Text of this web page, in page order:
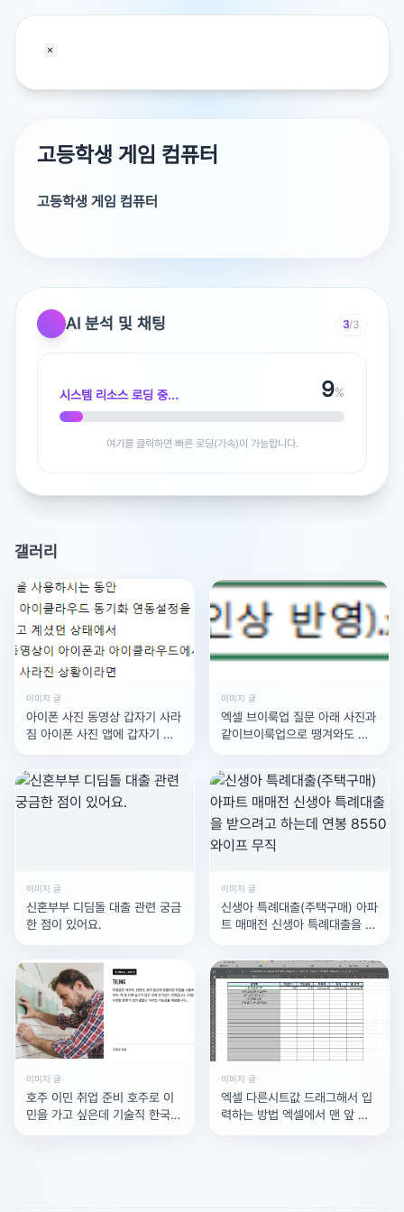
고등학생 게임 컴퓨터
고등학생 게임 컴퓨터
광고 [X]를 누르면 내용이 해제됩니다
AI 분석 및 채팅 3/3
시스템 리소스 로딩 중... 9%
여기를 클릭하면 빠른 로딩(가속)이 가능합니다.
갤러리
이미지 글
아이폰 사진 동영상 갑자기 사라
짐 아이폰 사진 앱에 갑자기 사
요ㅠㅠ 최근 삭제된
이미지 글
엑셀 브이룩업 질문 아래 사진과
같이브이룩업으로 땡겨와도 값
??
이미지 글
신혼부부 디딤돌 대출 관련 궁금
한 점이 있어요.
이미지 글
신생아 특례대출(주택구매) 아파
트 매매전 신생아 특례대출을 받
프 무직
이미지 글
호주 이민 취업 준비 호주로 이
민을 가고 싶은데 기술직 한국에
이미지 글
엑셀 다른시트값 드래그해서 입
력하는 방법 엑셀에서 맨 앞 시